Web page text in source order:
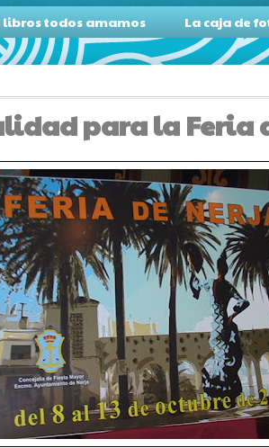
libros todos amamos La caja de
para la Feria